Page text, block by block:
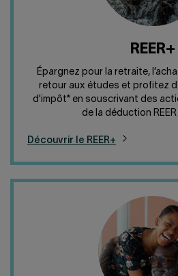
REER+
Épargnez pour la retraite,
retour aux études et profitez
d'impôt* en souscrivant des
de la déduction
Découvrir le REER+